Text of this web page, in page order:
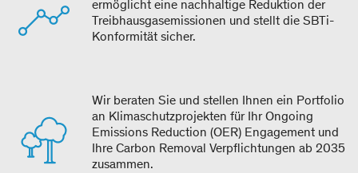
ermöglicht eine nachhaltige Reduktion der
Treibhausgasemissionen und stellt die SBTi-
Konformität sicher.
Wir beraten Sie und stellen Ihnen ein Portfolio
an Klimaschutzprojekten für Ihr Ongoing
Emissions Reduction (OER) Engagement und
Ihre Carbon Removal Verpflichtungen ab 2035
zusammen.